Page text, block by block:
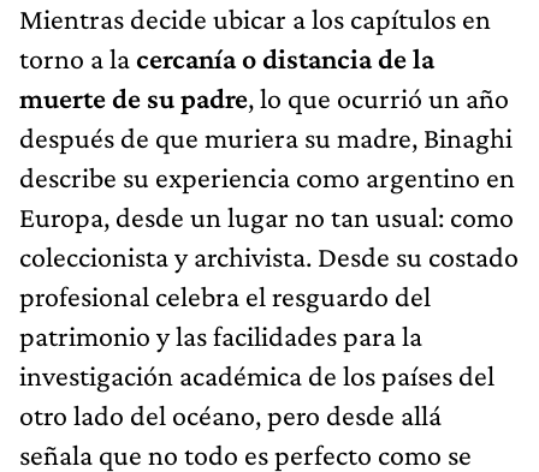
Mientras decide ubicar a los capítulos en
torno a lacercanía o distancia de la
muerte de su padre, lo que ocurrió un año
después de que muriera su madre, Binaghi
describe su experiencia como argentino en
Europa, desde un lugar no tan usual: como
coleccionista y archivista. Desde su costado
profesional celebra el resguardo del
patrimonio y las facilidades para la
investigación académica de los países del
otro lado del océano, pero desde allá
señala que no todo es perfecto como se